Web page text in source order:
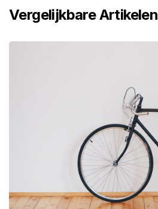
Vergelijkbare Artikelen